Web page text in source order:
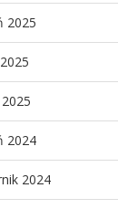
2025
2024
2024